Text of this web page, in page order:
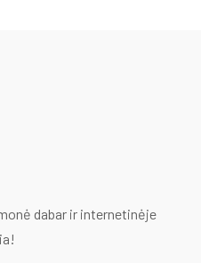
dabar ir internetinėje